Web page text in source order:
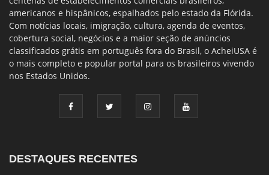
americanos e hispânicos, espalhados pelo estado da Flórida.
Com notícias locais, imigração, cultura, agenda de eventos,
cobertura social, negócios e a maior seção de anúncios
classificados grátis em português fora do Brasil, o AcheiUSA é
o mais completo e popular portal para os brasileiros vivendo
nos Estados Unidos.
DESTAQUES RECENTES